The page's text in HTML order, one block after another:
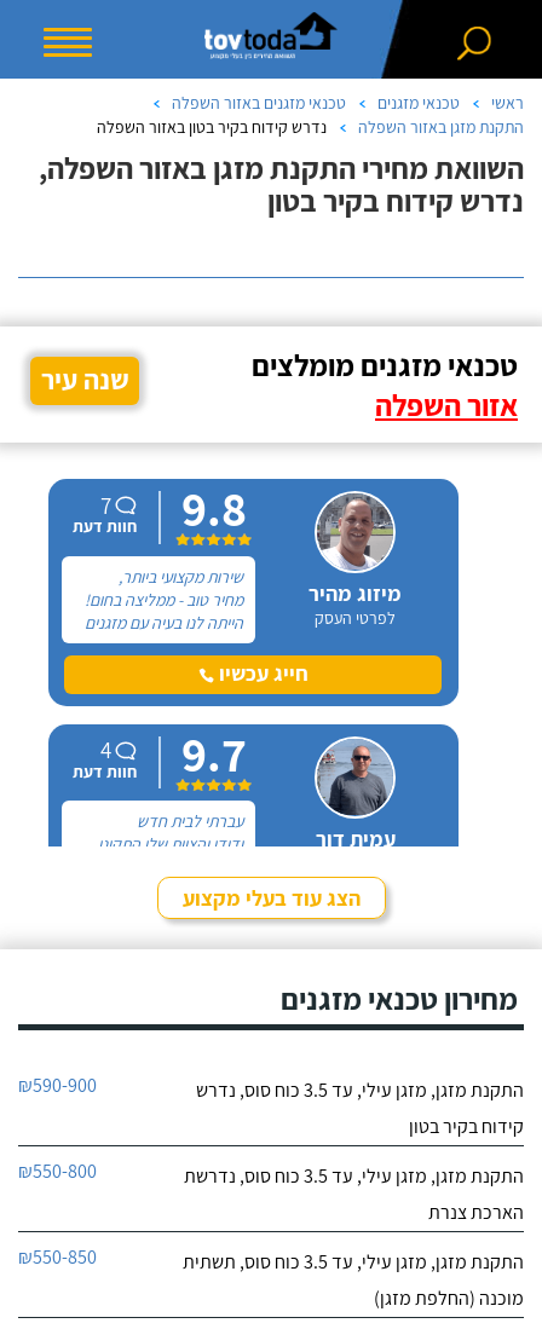
ראשי טכנאי מזגנים
טכנאי מזגנים באזור השפלה
התקנת מזגן באזור השפלה
נדרש קידוח בקיר בטון באזור השפלה
השוואת מחירי התקנת מזגן באזור השפלה,
נדרש קידוח בקיר בטון
טכנאי מזגנים מומלצים
אזור השפלה
שנה עיר
מיזוג מהיר
לפרטי העסק
9.8
7
חוות דעת
שירות מקצועי ביותר,
מחיר טוב - ממליצה בחום!
הייתה לנו בעיה עם מזגנים
שהפסיקו לעבוד. שוחחתי
עם אוריאל בטלפון, הוא
היה היחיד שהיה נשמע
לראות במה מדובר.
חייג עכשיו
עמית דור
9.7
4
חוות דעת
עברתי לבית חדש
ודודו והצוות שלו התקינו
מאוד מקצועיים ומיומנים,
חייג עכשיו
יורי מזגנים ומקררים
לפרטי העסק
התקנת שני מיני מרכזי
הצג עוד בעלי מקצוע
מחירון טכנאי מזגנים
התקנת מזגן, מזגן עילי, עד 3.5 כוח סוס, נדרש
קידוח בקיר בטון
₪590-900
התקנת מזגן, מזגן עילי, עד 3.5 כוח סוס, נדרשת
הארכת צנרת
₪550-800
התקנת מזגן, מזגן עילי, עד 3.5 כוח סוס, תשתית
מוכנה (החלפת מזגן)
₪550-850